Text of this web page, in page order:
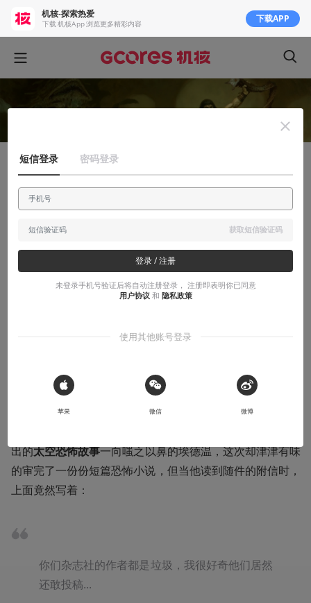
《怪世奇谭》——孕育”克苏鲁神话”和《蛮
2018-05-10
1923年，一家地摊杂志的主编，艾德温·贝尔德，收到了一
出的太空恐怖故事一向嗤之以鼻的埃德温，这次却津津有味
的审完了一份份短篇恐怖小说，但当他读到随件的附信时，
上面竟然写着：
你们杂志社的作者都是垃圾，我很好奇他们居然
还敢投稿...
机核-探索热爱
下载 机核App 浏览更多精彩内容 下载APP
短信登录 密码登录
获取短信验证码
登录 / 注册
未登录手机号验证后将自动注册登录， 注册即表明你已同意
用户协议 和 隐私政策
使用其他账号登录
 Sign in with Apple
苹果 微信 微博